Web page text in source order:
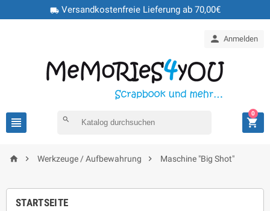
local_shippingVersandkostenfreie Lieferung ab 70,00€
 Anmelden
 search 
0
  Werkzeuge / Aufbewahrung  Maschine "Big Shot"
STARTSEITE